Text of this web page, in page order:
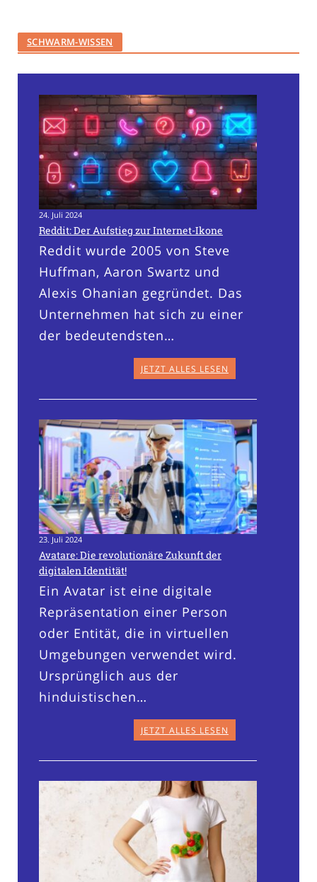
SCHWARM-WISSEN
24. Juli 2024
Reddit: Der Aufstieg zur Internet-Ikone
Reddit wurde 2005 von Steve
Huffman, Aaron Swartz und
Alexis Ohanian gegründet. Das
Unternehmen hat sich zu einer
der bedeutendsten…
JETZT ALLES LESEN
23. Juli 2024
Avatare: Die revolutionäre Zukunft der
digitalen Identität!
Ein Avatar ist eine digitale
Repräsentation einer Person
oder Entität, die in virtuellen
Umgebungen verwendet wird.
Ursprünglich aus der
hinduistischen…
JETZT ALLES LESEN